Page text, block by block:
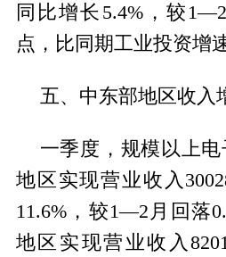
同比增长5.4%，较
点，比同期工业投资增
五、中东部地区收入
一季度，规模以上
地区实现营业收入
11.6%，较1—2月回落
地区实现营业收入